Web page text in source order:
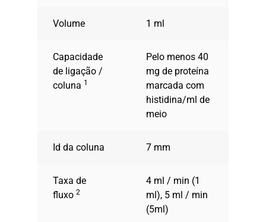
Volume 1 ml
Capacidade
de ligação /
coluna 1
Pelo menos 40
mg de proteína
marcada com
histidina/ml de
meio
Id da coluna 7 mm
Taxa de
fluxo2
4 ml / min (1
ml), 5 ml / min
(5ml)